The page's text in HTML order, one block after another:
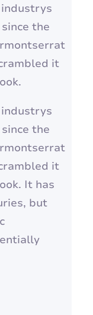
the
it
the
it
It has
but